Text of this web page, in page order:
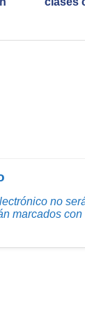
no
marcados con